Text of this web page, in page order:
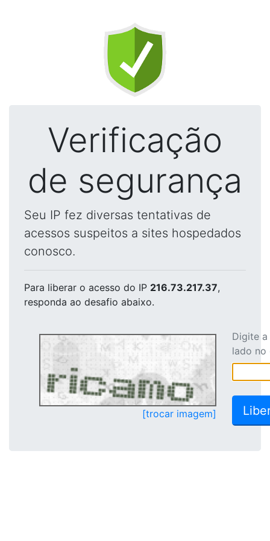
Verificação
de segurança
Seu IP fez diversas tentativas de
acessos suspeitos a sites hospedados
conosco.
Para liberar o acesso do IP 216.73.217.37,
responda ao desafio abaixo.
[trocar imagem]
Digite
lado no